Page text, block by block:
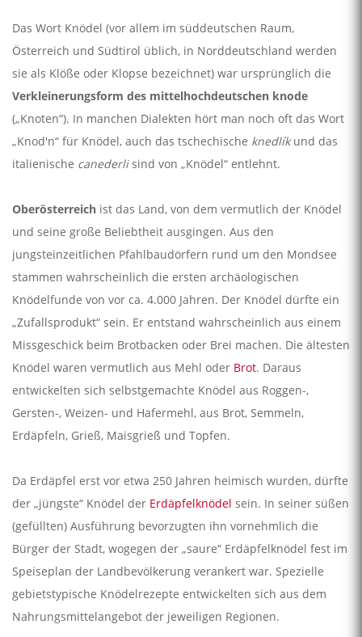
Das Wort Knödel (vor allem im süddeutschen Raum,
Österreich und Südtirol üblich, in Norddeutschland werden
sie als Klöße oder Klopse bezeichnet) war ursprünglich die
Verkleinerungsform des mittelhochdeutschen knode
(„Knoten“). In manchen Dialekten hört man noch oft das Wort
„Knod'n“ für Knödel, auch das tschechische knedlíkund das
italienische canederlisind von „Knödel“ entlehnt.
Oberösterreich ist das Land, von dem vermutlich der Knödel
und seine große Beliebtheit ausgingen. Aus den
jungsteinzeitlichen Pfahlbaudörfern rund um den Mondsee
stammen wahrscheinlich die ersten archäologischen
Knödelfunde von vor ca. 4.000 Jahren. Der Knödel dürfte ein
„Zufallsprodukt“ sein. Er entstand wahrscheinlich aus einem
Missgeschick beim Brotbacken oder Brei machen. Die ältesten
Knödel waren vermutlich aus Mehl oder Brot. Daraus
entwickelten sich selbstgemachte Knödel aus Roggen-,
Gersten-, Weizen- und Hafermehl, aus Brot, Semmeln,
Erdäpfeln, Grieß, Maisgrieß und Topfen.
Da Erdäpfel erst vor etwa 250 Jahren heimisch wurden, dürfte
der „jüngste“ Knödel der Erdäpfelknödel sein. In seiner süßen
(gefüllten) Ausführung bevorzugten ihn vornehmlich die
Bürger der Stadt, wogegen der „saure“ Erdäpfelknödel fest im
Speiseplan der Landbevölkerung verankert war. Spezielle
gebietstypische Knödelrezepte entwickelten sich aus dem
Nahrungsmittelangebot der jeweiligen Regionen.